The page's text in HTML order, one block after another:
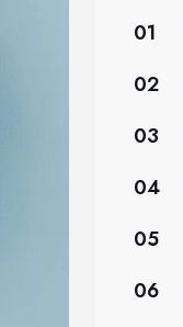
01
02
03
04
05
06